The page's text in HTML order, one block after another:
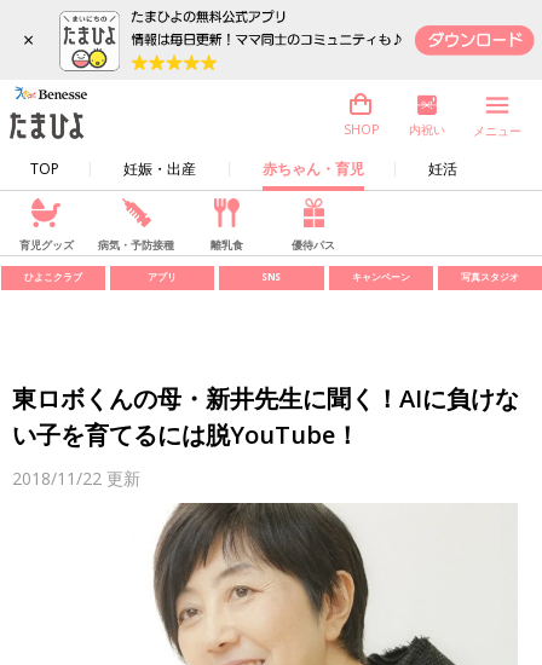
×
TOP 妊娠・出産 赤ちゃん・育児 妊活
SHOP 内祝い メニュー
育児グッズ 病気・予防接種 離乳食 優待パス
ひよこクラブ アプリ SNS キャンペーン 写真スタジオ
東ロボくんの母・新井先生に聞く！AIに負けな
い子を育てるには脱YouTube！
2018/11/22 更新